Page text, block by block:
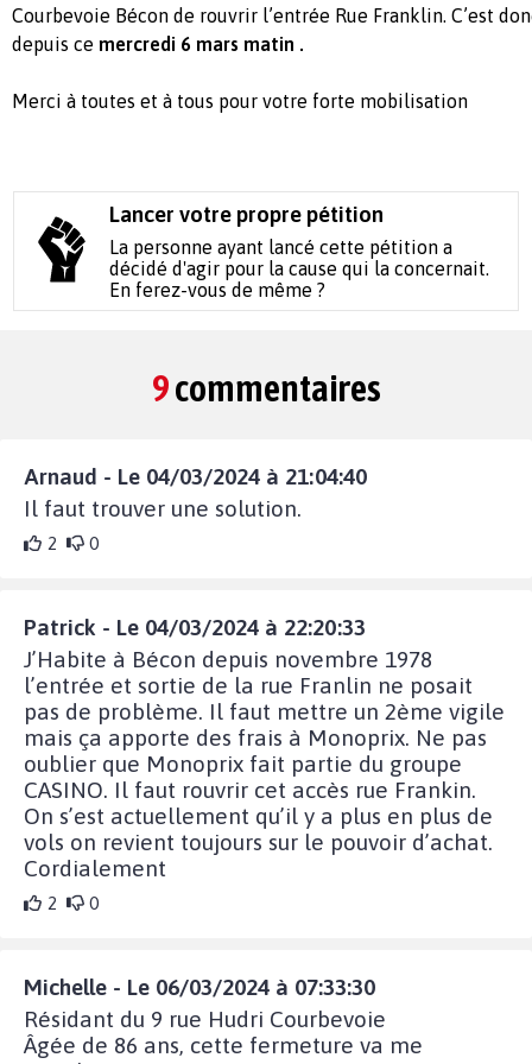
Courbevoie Bécon de rouvrir l’entrée Rue Franklin. C’est
depuis ce mercredi 6 mars matin .
Merci à toutes et à tous pour votre forte mobilisation
Lancer votre propre pétition
La personne ayant lancé cette pétition a
décidé d'agir pour la cause qui la concernait.
En ferez-vous de même ?
9commentaires
Arnaud - Le 04/03/2024 à 21:04:40
Il faut trouver une solution.
2 0
Patrick - Le 04/03/2024 à 22:20:33
J’Habite à Bécon depuis novembre 1978
l’entrée et sortie de la rue Franlin ne posait
pas de problème. Il faut mettre un 2ème vigile
mais ça apporte des frais à Monoprix. Ne pas
oublier que Monoprix fait partie du groupe
CASINO. Il faut rouvrir cet accès rue Frankin.
On s’est actuellement qu’il y a plus en plus de
vols on revient toujours sur le pouvoir d’achat.
Cordialement
2 0
Michelle - Le 06/03/2024 à 07:33:30
Résidant du 9 rue Hudri Courbevoie
Âgée de 86 ans, cette fermeture va me